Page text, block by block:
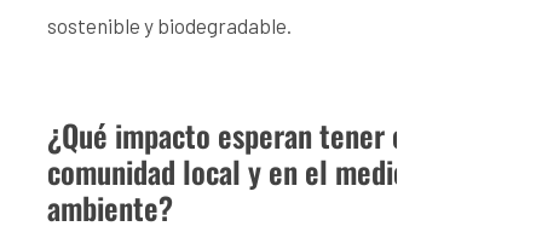
sostenible y biodegradable.
¿Qué impacto esperan tener en la
comunidad local y en el medio
ambiente?